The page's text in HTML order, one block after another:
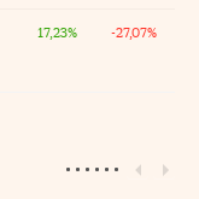
17,23% -27,07%